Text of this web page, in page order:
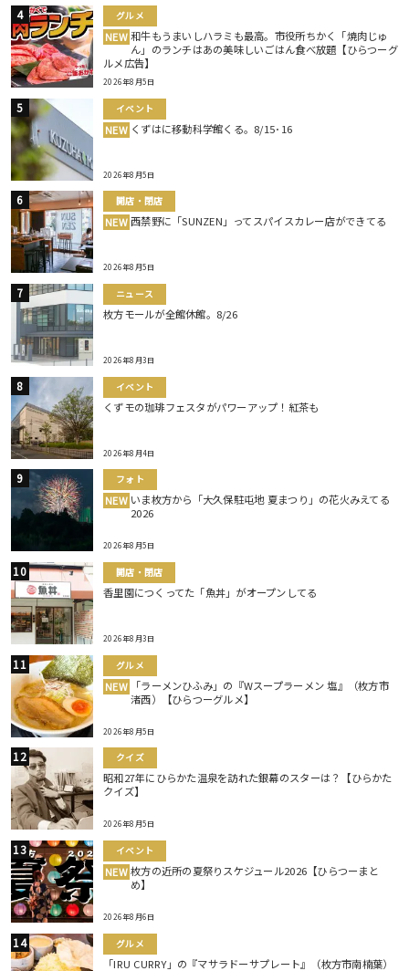
グルメ
NEW 和牛もうまいしハラミも最高。市役所ちかく「焼肉じゅ
ん」のランチはあの美味しいごはん食べ放題【ひらつーグ
ルメ広告】
2026年8月5日
イベント
NEW くずはに移動科学館くる。8/15･16
2026年8月5日
開店・閉店
NEW 西禁野に「SUNZEN」ってスパイスカレー店ができてる
2026年8月5日
ニュース
枚方モールが全館休館。8/26
2026年8月3日
イベント
くずモの珈琲フェスタがパワーアップ！紅茶も
2026年8月4日
フォト
NEW いま枚方から「大久保駐屯地 夏まつり」の花火みえてる
2026
2026年8月5日
開店・閉店
香里園につくってた「魚丼」がオープンしてる
2026年8月3日
グルメ
NEW
「ラーメンひふみ」の『Wスープラーメン 塩』（枚方市
渚西）【ひらつーグルメ】
2026年8月5日
クイズ
昭和27年にひらかた温泉を訪れた銀幕のスターは？【ひらかた
クイズ】
2026年8月5日
イベント
NEW 枚方の近所の夏祭りスケジュール2026【ひらつーまと
め】
2026年8月6日
グルメ
「IRU CURRY」の『マサラドーサプレート』（枚方市南楠葉）